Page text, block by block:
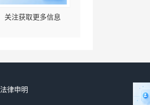
关注获取更多信息
法律申明